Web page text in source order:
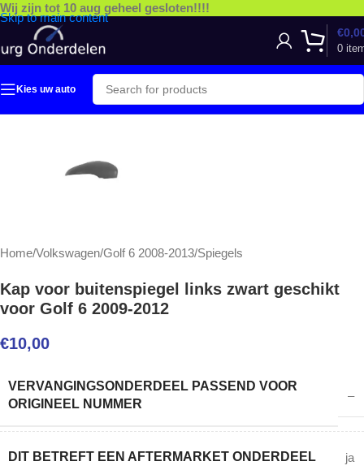
Skip to main content
Wij zijn tot 10 aug geheel gesloten!!!!
0
€
Kies uw auto
Home/Volkswagen/Golf 6 2008-2013/Spiegels
Kap voor buitenspiegel links zwart geschikt
voor Golf 6 2009-2012
€10,00
VERVANGINGSONDERDEEL PASSEND VOOR
ORIGINEEL NUMMER
–
DIT BETREFT EEN AFTERMARKET ONDERDEEL ja